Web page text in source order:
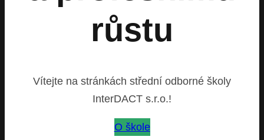
růstu
Vítejte na stránkách střední odborné školy
InterDACT s.r.o.!
O škole